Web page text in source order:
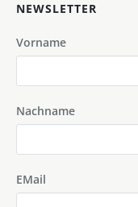
NEWSLETTER
Vorname
Nachname
EMail